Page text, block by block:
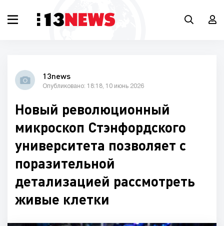
13news
Опубликовано: 18:18, 10 июнь 2026
Новый революционный
микроскоп Стэнфордского
университета позволяет с
поразительной
детализацией рассмотреть
живые клетки